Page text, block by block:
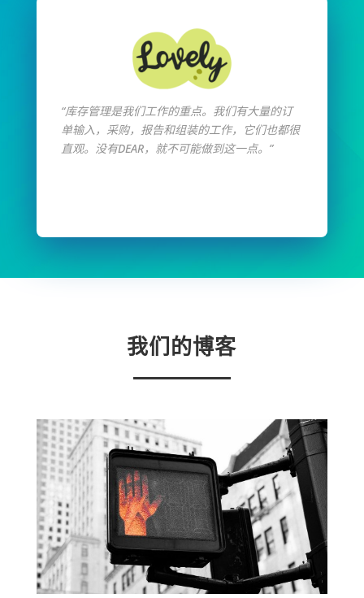
“库存管理是我们工作的重点。我们有大量的订
单输入，采购，报告和组装的工作，它们也都很
直观。没有DEAR，就不可能做到这一点。”
我们的博客